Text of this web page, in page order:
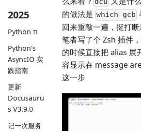
2025
Python π
Python's
AsyncIO 实
践指南
更新
Docusauru
s V3.9.0
记一次服务
的做法是 which gcb
回来重敲一遍，挺打断
笔者写了个 Zsh 插件
的时候直接把 alias 展
容显示在 message
这一步